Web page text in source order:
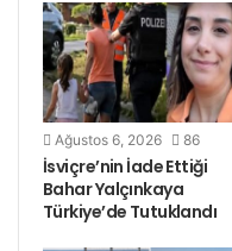
Şu an açlık
kritik aşamada.
da Sırbistan
asılan “Ecevit
ise hala asılı
Ağustos 6, 2026 86
İsviçre’nin İade Ettiği
Bahar Yalçınkaya
Türkiye’de Tutuklandı